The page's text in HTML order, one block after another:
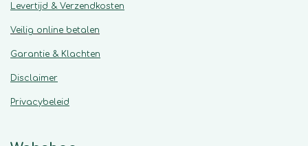
Levertijd & Verzendkosten
Veilig online betalen
Garantie & Klachten
Disclaimer
Privacybeleid